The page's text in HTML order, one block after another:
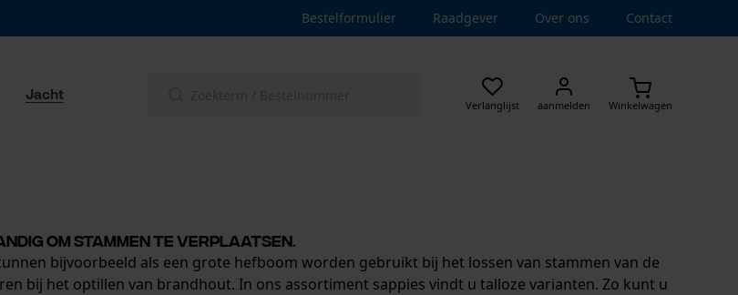
Bestelformulier Raadgever Over ons Contact
Verlanglijst aanmelden Winkelwagen
Jacht
om stammen te verplaatsen.
bijvoorbeeld als een grote hefboom worden gebruikt bij het lossen van stammen van de
bij het optillen van brandhout. In ons assortiment sappies vindt u talloze varianten. Zo kunt u